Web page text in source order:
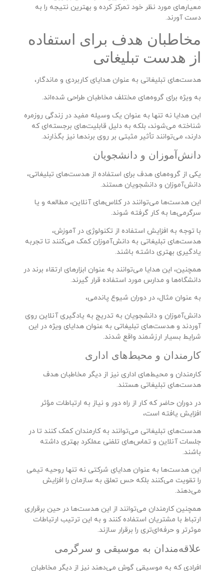
معیارهای مورد نظر خود تمرکز کرده و بهترین نتیجه را به
دست آورند.
مخاطبان هدف برای استفاده
از هدست تبلیغاتی
هدست‌های تبلیغاتی به عنوان هدایای کاربردی و ماندگار،
به ویژه برای گروه‌های مختلف مخاطبان طراحی شده‌اند.
این هدایا نه تنها به عنوان یک وسیله مفید در زندگی روزمره
شناخته می‌شوند، بلکه به دلیل قابلیت‌های برجسته‌ای که
دارند، می‌توانند تأثیر مثبتی بر روی برندها نیز بگذارند.
دانش‌آموزان و دانشجویان
یکی از گروه‌های هدف برای استفاده از هدست‌های تبلیغاتی،
دانش‌آموزان و دانشجویان هستند.
این هدست‌ها می‌توانند در کلاس‌های آنلاین، مطالعه و یا
سرگرمی‌ها به کار گرفته شوند.
با توجه به افزایش استفاده از تکنولوژی در آموزش،
هدست‌های تبلیغاتی به دانش‌آموزان کمک می‌کنند تا تجربه
یادگیری بهتری داشته باشند.
همچنین، این هدایا می‌توانند به عنوان ابزارهای ارتقاء برند در
دانشگاه‌ها و مدارس مورد استفاده قرار گیرند.
به عنوان مثال، در دوران شیوع پاندمی،
دانش‌آموزان و دانشجویان به تدریج به یادگیری آنلاین روی
آوردند و هدست‌های تبلیغاتی به عنوان هدایای ویژه در این
شرایط بسیار ارزشمند واقع شدند.
کارمندان و محیط‌های اداری
کارمندان و محیط‌های اداری نیز از دیگر مخاطبان هدف
هدست‌های تبلیغاتی هستند.
در دوران حاضر که کار از راه دور و نیاز به ارتباطات مؤثر
افزایش یافته است،
هدست‌های تبلیغاتی می‌توانند به کارمندان کمک کنند تا در
جلسات آنلاین و تماس‌های تلفنی عملکرد بهتری داشته
باشند.
این هدست‌ها به عنوان هدایای شرکتی نه تنها روحیه تیمی
را تقویت می‌کنند بلکه حس تعلق به سازمان را افزایش
می‌دهند.
همچنین کارمندان می‌توانند از این هدست‌ها در حین برقراری
ارتباط با مشتریان استفاده کنند و به این ترتیب ارتباطات
موثرتر و حرفه‌ای‌تری را برقرار سازند.
علاقه‌مندان به موسیقی و سرگرمی
افرادی که به موسیقی گوش می‌دهند نیز از دیگر مخاطبان